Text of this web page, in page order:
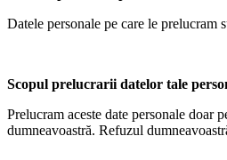
Datele personale pe care le prelucram
Scopul prelucrarii datelor tale
Prelucram aceste date personale doar
dumneavoastră. Refuzul